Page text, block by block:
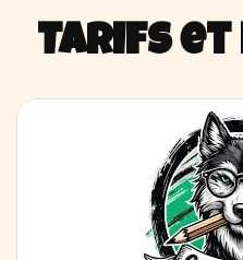
Tarifs